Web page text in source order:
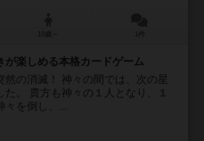
が楽しめる本格カードゲーム
の消滅！ 神々の間では、次の星
。 貴方も神々の１人となり、１
々を倒し、...